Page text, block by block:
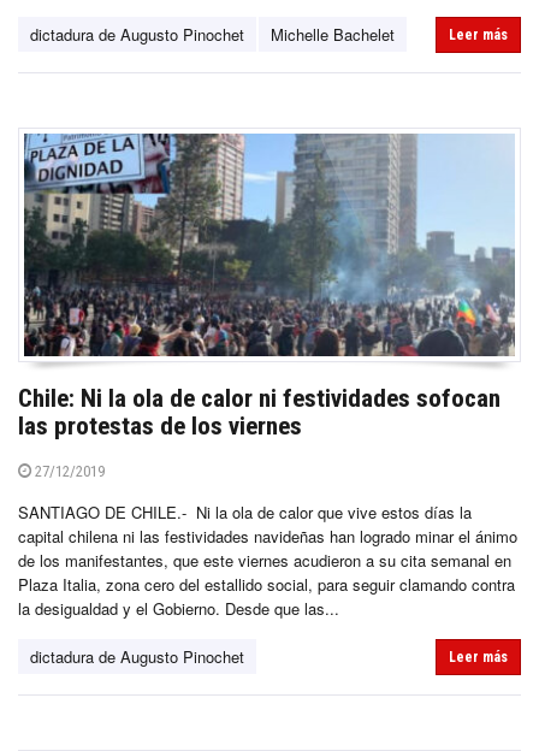
dictadura de Augusto Pinochet Michelle Bachelet Leer más
Chile: Ni la ola de calor ni festividades sofocan
las protestas de los viernes
27/12/2019
SANTIAGO DE CHILE.- Ni la ola de calor que vive estos días la
capital chilena ni las festividades navideñas han logrado minar el ánimo
de los manifestantes, que este viernes acudieron a su cita semanal en
Plaza Italia, zona cero del estallido social, para seguir clamando contra
la desigualdad y el Gobierno. Desde que las...
dictadura de Augusto Pinochet Leer más